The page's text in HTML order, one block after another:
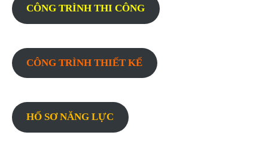
CÔNG TRÌNH THI CÔNG
CÔNG TRÌNH THIẾT KẾ
HỐ SƠ NĂNG LỰC